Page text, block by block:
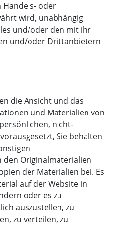
Handels- oder
wird, unabhängig
und/oder den mit ihr
und/oder Drittanbietern
die Ansicht und das
und Materialien von
nicht-
Sie behalten
den Originalmaterialien
der Materialien bei. Es
auf der Website in
oder es zu
auszustellen, zu
zu verteilen, zu